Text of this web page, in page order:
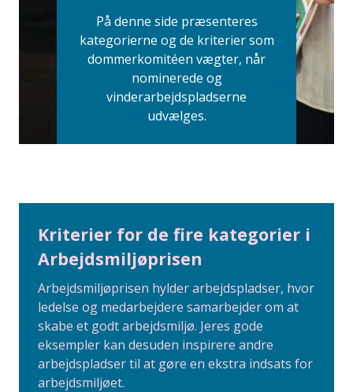
På denne side præsenteres
kategorierne og de kriterier som
dommerkomitéen vægter, når
nominerede og
vinderarbejdspladserne
udvælges.
Kriterier for de fire kategorier i
Arbejdsmiljøprisen
Arbejdsmiljøprisen hylder arbejdspladser, hvor
ledelse og medarbejdere samarbejder om at
skabe et godt arbejdsmiljø. Jeres gode
eksempler kan desuden inspirere andre
arbejdspladser til at gøre en ekstra indsats for
arbejdsmiljøet.